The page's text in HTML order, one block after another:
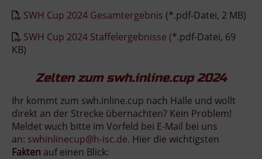
SWH Cup 2024 Gesamtergebnis (*.pdf-Datei, 2 MB)
SWH Cup 2024 Staffelergebnisse (*.pdf-Datei, 69
KB)
Zelten zum swh.inline.cup 2024
Ihr kommt zum swh.inline.cup nach Halle und wollt
direkt an der Strecke übernachten? Kein Problem!
Meldet wuch bitte im Vorfeld bei E-Mail bei uns
an: swhinlinecup@h-isc.de. Hier die wichtigsten
Fakten auf einen Blick: